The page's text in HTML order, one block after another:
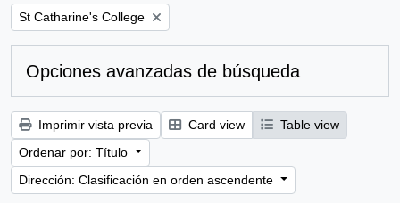
Remove filter:
St Catharine's College
Opciones avanzadas de búsqueda
Imprimir vista previa Card view
Table view
Ordenar por: Título
Dirección: Clasificación en orden ascendente